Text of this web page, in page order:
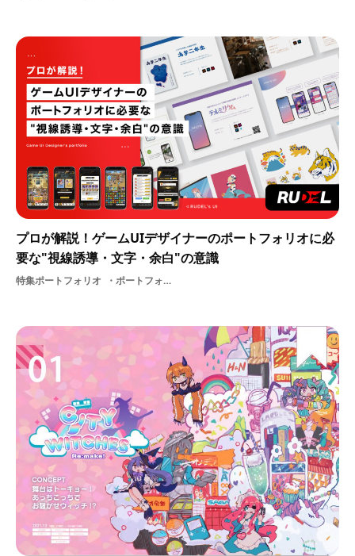
プロが解説！ゲームUIデザイナーのポートフォリオに必
要な"視線誘導・文字・余白"の意識
特集ポートフォリオ ポートフォリオゲームUIデザイナー【PR】ルーデルインターン